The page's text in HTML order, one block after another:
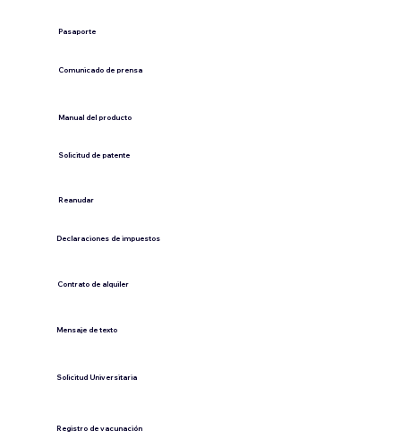
Pasaporte
Comunicado de prensa
​Manual del producto
​Solicitud de patente
Contrato de alquiler
​Reanudar
Declaraciones de impuestos
​Mensaje de texto
​Solicitud Universitaria
Registro de vacunación